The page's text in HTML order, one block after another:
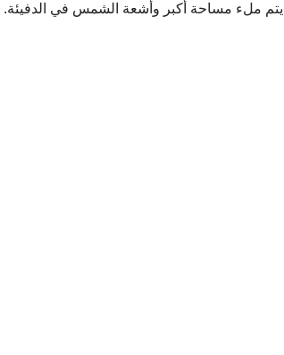
يتم ملء مساحة أكبر وأشعة الشمس في الدفيئة.